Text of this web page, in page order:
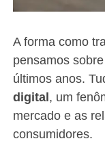
A forma como
pensamos
últimos anos.
digital, um
mercado e as
consumidores.